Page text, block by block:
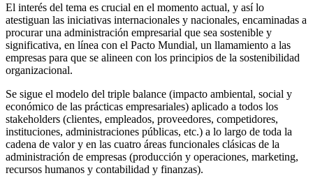
El interés del tema es crucial en el momento actual, y así lo
atestiguan las iniciativas internacionales y nacionales, encaminadas a
procurar una administración empresarial que sea sostenible y
significativa, en línea con el Pacto Mundial, un llamamiento a las
empresas para que se alineen con los principios de la sostenibilidad
organizacional.
Se sigue el modelo del triple balance (impacto ambiental, social y
económico de las prácticas empresariales) aplicado a todos los
stakeholders (clientes, empleados, proveedores, competidores,
instituciones, administraciones públicas, etc.) a lo largo de toda la
cadena de valor y en las cuatro áreas funcionales clásicas de la
administración de empresas (producción y operaciones, marketing,
recursos humanos y contabilidad y finanzas).